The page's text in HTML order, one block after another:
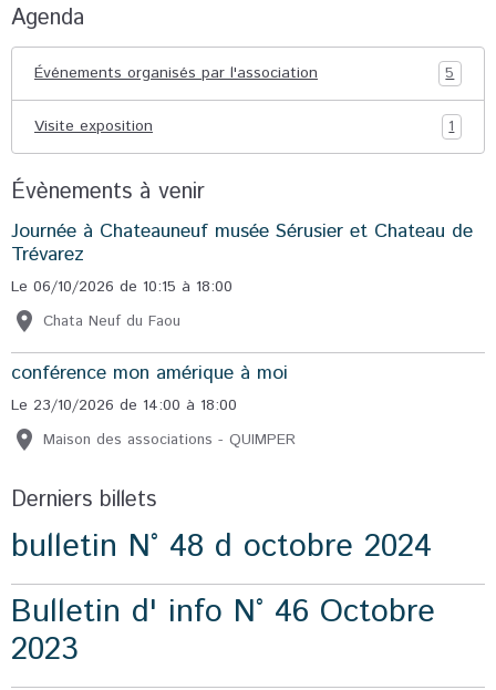
Agenda
Événements organisés par l'association 5
Visite exposition 1
Évènements à venir
Journée à Chateauneuf musée Sérusier et Chateau de
Trévarez
Le 06/10/2026 de 10:15 à 18:00
Chata Neuf du Faou
conférence mon amérique à moi
Le 23/10/2026 de 14:00 à 18:00
Maison des associations - QUIMPER
Derniers billets
bulletin N° 48 d octobre 2024
Bulletin d' info N° 46 Octobre
2023